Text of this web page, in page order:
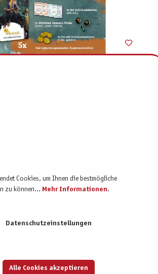
Cookies, um Ihnen die bestmögliche
zu können... Mehr Informationen.
Datenschutzeinstellungen
Alle Cookies akzeptieren